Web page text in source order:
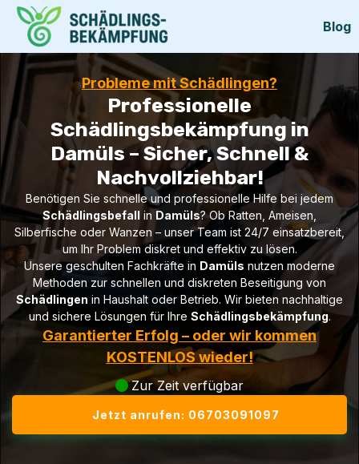
Blog
Probleme mit Schädlingen?
Professionelle
Schädlingsbekämpfung in
Damüls – Sicher, Schnell &
Nachvollziehbar!
Benötigen Sie schnelle und professionelle Hilfe bei jedem
Schädlingsbefall in Damüls? Ob Ratten, Ameisen,
Silberfische oder Wanzen – unser Team ist 24/7 einsatzbereit,
um Ihr Problem diskret und effektiv zu lösen.
Unsere geschulten Fachkräfte in Damüls nutzen moderne
Methoden zur schnellen und diskreten Beseitigung von
Schädlingen in Haushalt oder Betrieb. Wir bieten nachhaltige
und sichere Lösungen für Ihre Schädlingsbekämpfung.
Garantierter Erfolg – oder wir kommen
KOSTENLOS wieder!
Zur Zeit verfügbar
Jetzt anrufen: 06703091097